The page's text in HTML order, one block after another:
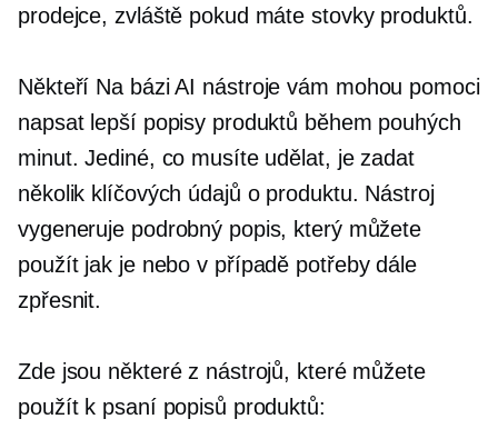
prodejce, zvláště pokud máte stovky produktů.
Někteří Na bázi AI nástroje vám mohou pomoci
napsat lepší popisy produktů během pouhých
minut. Jediné, co musíte udělat, je zadat
několik klíčových údajů o produktu. Nástroj
vygeneruje podrobný popis, který můžete
použít jak jenebo v případě potřeby dále
zpřesnit.
Zde jsou některé z nástrojů, které můžete
použít k psaní popisů produktů: